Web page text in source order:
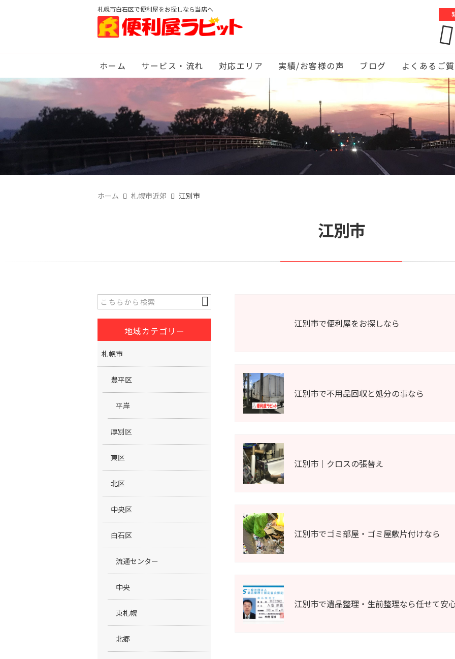
札幌市白石区で便利屋をお探しなら当店へ
ホーム サービス・流れ 対応エリア 実績/お客様の声 ブログ よくあるご
ホーム 札幌市近郊 江別市
江別市
江別市で便利屋をお探しなら
江別市で不用品回収と処分の事なら
江別市｜クロスの張替え
江別市でゴミ部屋・ゴミ屋敷片付けなら
江別市で遺品整理・生前整理なら任せて安
地域カテゴリー
札幌市
豊平区
平岸
厚別区
東区
北区
中央区
白石区
流通センター
中央
東札幌
北郷